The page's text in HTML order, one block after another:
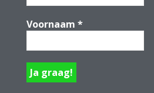
Voornaam *